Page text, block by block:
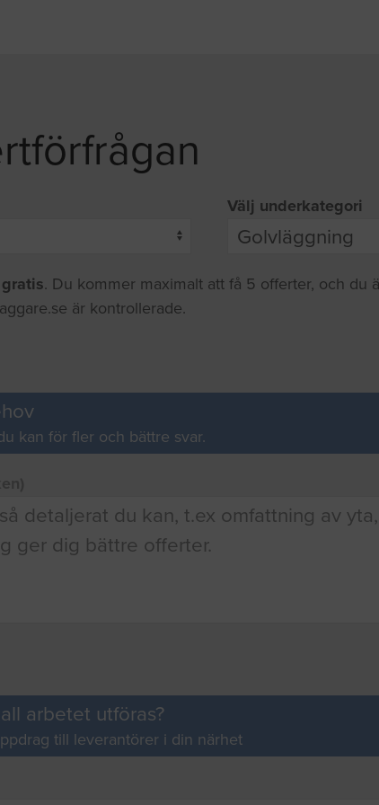
Välj underkategori
gratis. Du kommer maximalt att få 5 offerter, och du
är kontrollerade.
kan för fler och bättre svar.
arbetet utföras?
till leverantörer i din närhet